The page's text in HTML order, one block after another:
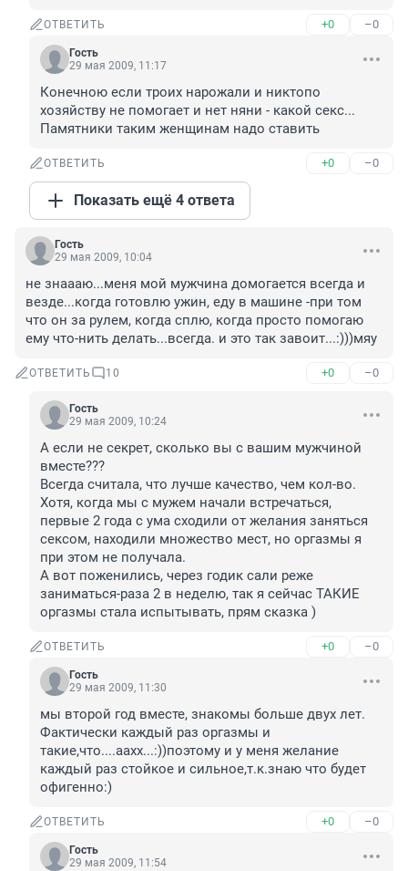
ОТВЕТИТЬ +0 –0
Гость
29 мая 2009, 11:17
Конечною если троих нарожали и никтопо
хозяйству не помогает и нет няни - какой секс...
Памятники таким женщинам надо ставить
ОТВЕТИТЬ +0 –0
Показать ещё 4 ответа
Гость
29 мая 2009, 10:04
не знаааю...меня мой мужчина домогается всегда и
везде...когда готовлю ужин, еду в машине -при том
что он за рулем, когда сплю, когда просто помогаю
ему что-нить делать...всегда. и это так завоит...:)))мяу
ОТВЕТИТЬ 10 +0 –0
Гость
29 мая 2009, 10:24
А если не секрет, сколько вы с вашим мужчиной
вместе???
Всегда считала, что лучше качество, чем кол-во.
Хотя, когда мы с мужем начали встречаться,
первые 2 года с ума сходили от желания заняться
сексом, находили множество мест, но оргазмы я
при этом не получала.
А вот поженились, через годик сали реже
заниматься-раза 2 в неделю, так я сейчас ТАКИЕ
оргазмы стала испытывать, прям сказка )
ОТВЕТИТЬ +0 –0
Гость
29 мая 2009, 11:30
мы второй год вместе, знакомы больше двух лет.
Фактически каждый раз оргазмы и
такие,что....аахх...:))поэтому и у меня желание
каждый раз стойкое и сильное,т.к.знаю что будет
офигенно:)
ОТВЕТИТЬ +0 –0
Гость
29 мая 2009, 11:54